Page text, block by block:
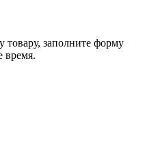
товару, заполните форму
время.